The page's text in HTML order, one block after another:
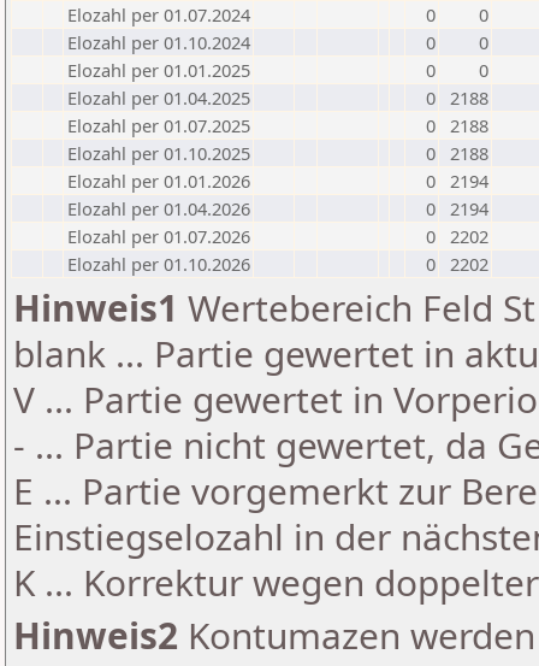
Elozahl per 01.07.2024
0
0
Elozahl per 01.10.2024
0
0
Elozahl per 01.01.2025
0
0
Elozahl per 01.04.2025
0 2188
Elozahl per 01.07.2025
0 2188
Elozahl per 01.10.2025
0 2188
Elozahl per 01.01.2026
0 2194
Elozahl per 01.04.2026
0 2194
Elozahl per 01.07.2026
0 2202
Elozahl per 01.10.2026
0 2202
Hinweis1 Wertebereich Feld
blank ... Partie gewertet in
V ... Partie gewertet in
- ... Partie nicht gewertet, da
E ... Partie vorgemerkt zur
Einstiegselozahl in der
K ... Korrektur wegen
Hinweis2 Kontumazen